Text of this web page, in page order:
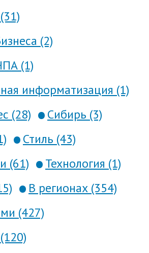
(2)
(1)
информатизация (1)
(28)
Сибирь (3)
Стиль (43)
(61)
Технология (1)
В регионах (354)
(427)